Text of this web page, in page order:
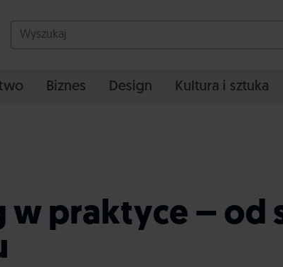
Biznes Design Kultura i sztuka
w praktyce – od